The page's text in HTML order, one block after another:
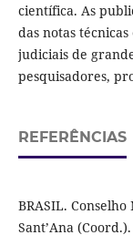
científica. As
das notas
judiciais de
pesquisadores,
REFERÊNCIAS
BRASIL.
Sant’Ana